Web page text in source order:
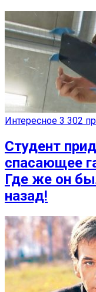
Интересное 3 302
Студент
спасающее
Где же он
назад!